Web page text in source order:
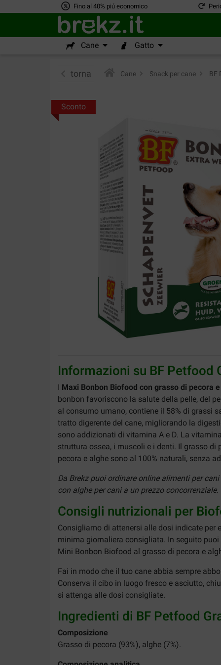
Fino al 40% piú economico
Cane Gatto
torna Cane Snack per cane BF
Sconto
Informazioni su BF Petfood
I Maxi Bonbon Biofood con grasso di pecora
bonbon favoriscono la salute della pelle, del
al consumo umano, contiene il 58% di grassi
tratto digerente del cane, migliorando la
sono addizionati di vitamina A e D. La
struttura ossea, i muscoli e i denti. Il grasso
pecora e alghe sono al 100% naturali, senza
Da Brekz puoi ordinare online alimenti per
con alghe per cani a un prezzo
Consigli nutrizionali per
Consigliamo di attenersi alle dosi indicate
minima giornaliera consigliata. In seguito
Mini Bonbon Biofood al grasso di pecora e
Fai in modo che il tuo cane abbia sempre
Conserva il cibo in luogo fresco e asciutto,
si attenga alle dosi consigliate.
Ingredienti di BF Petfood
Composizione
Grasso di pecora (93%), alghe (7%).